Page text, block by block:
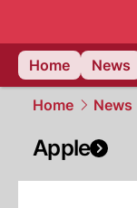
Home
News
Home News
Apple